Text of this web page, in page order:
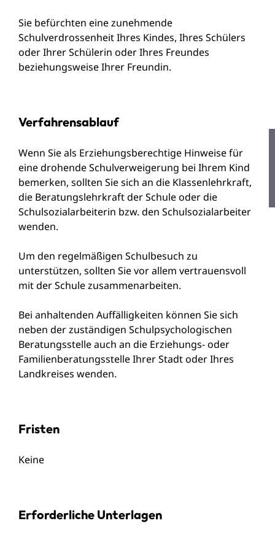
Sie befürchten eine zunehmende
Schulverdrossenheit Ihres Kindes, Ihres Schülers
oder Ihrer Schülerin oder Ihres Freundes
beziehungsweise Ihrer Freundin.
Verfahrensablauf
Wenn Sie als Erziehungsberechtige Hinweise für
eine drohende Schulverweigerung bei Ihrem Kind
bemerken, sollten Sie sich an die Klassenlehrkraft,
die Beratungslehrkraft der Schule oder die
Schulsozialarbeiterin bzw. den Schulsozialarbeiter
wenden.
Um den regelmäßigen Schulbesuch zu
unterstützen, sollten Sie vor allem vertrauensvoll
mit der Schule zusammenarbeiten.
Bei anhaltenden Auffälligkeiten können Sie sich
neben der zuständigen Schulpsychologischen
Beratungsstelle auch an die Erziehungs- oder
Familienberatungsstelle Ihrer Stadt oder Ihres
Landkreises wenden.
Fristen
Keine
Erforderliche Unterlagen